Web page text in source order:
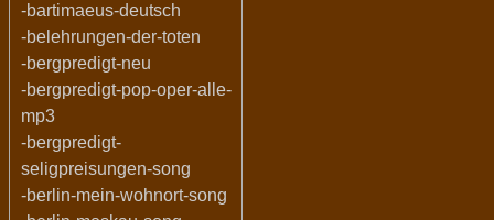
-bartimaeus-deutsch
-belehrungen-der-toten
-bergpredigt-neu
-bergpredigt-pop-oper-alle-
mp3
-bergpredigt-
seligpreisungen-song
-berlin-mein-wohnort-song